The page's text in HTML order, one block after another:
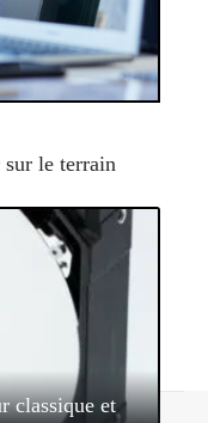
le terrain
classique et